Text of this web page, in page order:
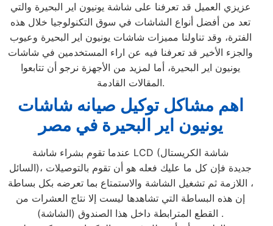
عزيزي العميل قد تعرفنا على شاشة يونيون اير البحيرة والتي
تعد من أفضل أنواع الشاشات في سوق التكنولوجيا خلال هذه
الفترة، وقد تناولنا مميزات شاشات يونيون اير البحيرة وعيوب
والجزء الأخير قد تعرفنا فيه عن اراء المستخدمين في شاشات
يونيون اير البحيرة، أما لمزيد من الأجهزة نرجو أن تتابعوا
المقالات القادمة.
اهم مشاكل توكيل صيانه شاشات
يونيون اير البحيرة في مصر
عندما تقوم بشراء شاشة LCD (شاشة الكريستال
السائل)، جديدة فإن كل ما عليك فعله هو أن تقوم بالتوصيلات
اللازمة ثم تشغيل الشاشة والاستمتاع بما تعرضه بكل بساطة ،
إن هذه البساطة التي تشاهدها ليست إلا نتاج العشرات من
القطع المترابطة داخل هذا الصندوق (الشاشة) .